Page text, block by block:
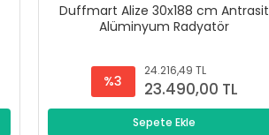
Duffmart Alize 30x188 cm Antrasit
Alüminyum Radyatör
%3
24.216,49 TL
23.490,00 TL
Sepete Ekle